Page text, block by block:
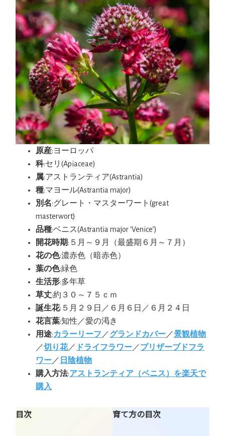
原産:ヨーロッパ
科:セリ(Apiaceae)
属:アストランティア(Astrantia)
種:マヨール(Astrantia major)
別名:グレート・マスターワート(great
masterwort)
品種:ベニス(Astrantia major ‘Venice’)
開花時期:５月～９月（最盛期６月～７月）
花の色:濃赤色（暗赤色）
葉の色:緑色
生活形:多年草
草丈:約３０～７５ｃｍ
誕生花:５月２９日／６月６日／６月２４日
花言葉:知性／愛の渇き
用途:カラーリーフ ／グランドカバー ／景観植物
／切り花／ ドライフラワー ／プリザーブドフラ
ワー ／ 日陰植物
購入方法:アストランティア（ベニス）を楽天で
購入
目次 育て方の目次